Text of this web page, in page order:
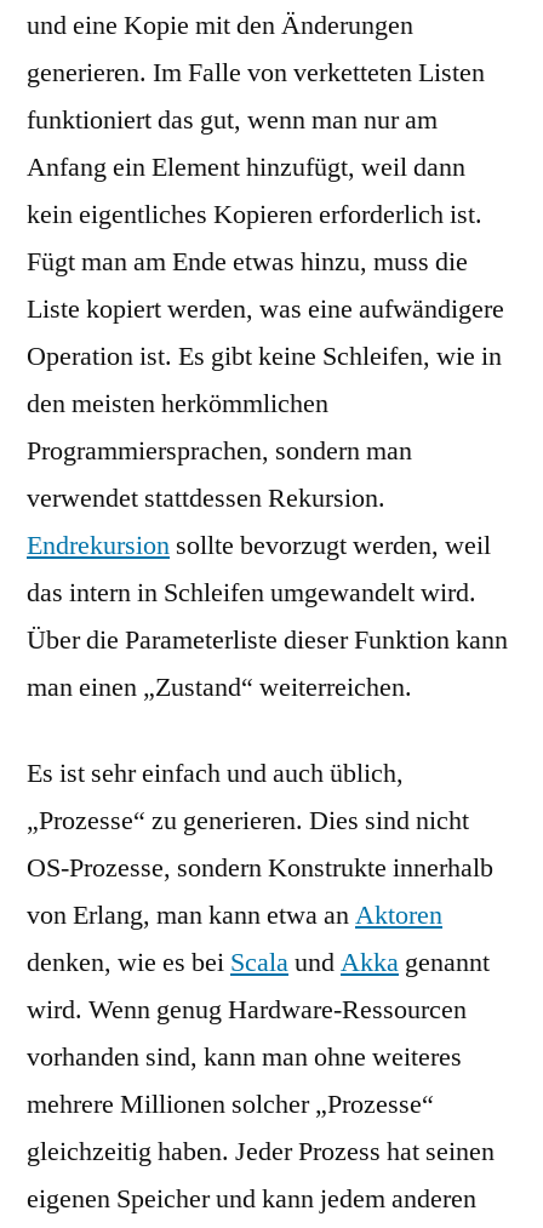
und eine Kopie mit den Änderungen
generieren. Im Falle von verketteten Listen
funktioniert das gut, wenn man nur am
Anfang ein Element hinzufügt, weil dann
kein eigentliches Kopieren erforderlich ist.
Fügt man am Ende etwas hinzu, muss die
Liste kopiert werden, was eine aufwändigere
Operation ist. Es gibt keine Schleifen, wie in
den meisten herkömmlichen
Programmiersprachen, sondern man
verwendet stattdessen Rekursion.
Endrekursion sollte bevorzugt werden, weil
das intern in Schleifen umgewandelt wird.
Über die Parameterliste dieser Funktion kann
man einen „Zustand“ weiterreichen.
Es ist sehr einfach und auch üblich,
„Prozesse“ zu generieren. Dies sind nicht
OS-Prozesse, sondern Konstrukte innerhalb
von Erlang, man kann etwa anAktoren
denken, wie es bei ScalaundAkka genannt
wird. Wenn genug Hardware-Ressourcen
vorhanden sind, kann man ohne weiteres
mehrere Millionen solcher „Prozesse“
gleichzeitig haben. Jeder Prozess hat seinen
eigenen Speicher und kann jedem anderen